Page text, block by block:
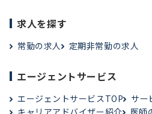
求人を探す
常勤の求人 定期非常勤の求人
エージェントサービス
エージェントサービスTOP
サー